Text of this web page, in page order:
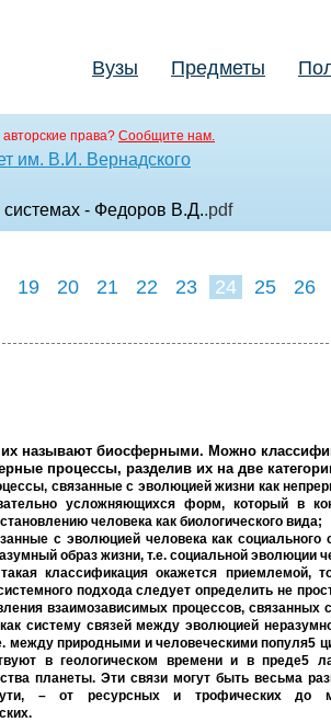
Вузы Предметы
права? Сообщите нам.
им. В.И. Вернадского
- Федоров В.Д..pdf
19 20 21 22 23 24 25 26
называют биосферными. Можно
процессы, разделив их на две
связанные с эволюцией жизни как
усложняющихся форм, который в
человека как биологического вида;
с эволюцией человека как социального
образ жизни, т.е. социальной эволюции
классификация окажется приемлемой,
подхода следует определить не
взаимозависимых процессов, связанных
систему связей между эволюцией
между природными и человеческими популя5
в геологическом времени и в преде5
планеты. Эти связи могут быть весьма
– от ресурсных и трофических до